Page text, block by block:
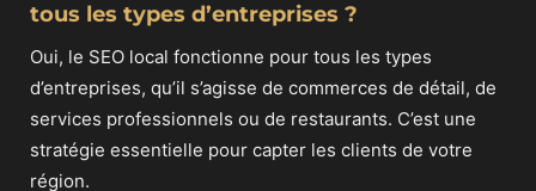
tous les types d’entreprises ?
Oui, le SEO local fonctionne pour tous les types
d’entreprises, qu’il s’agisse de commerces de détail, de
services professionnels ou de restaurants. C’est une
stratégie essentielle pour capter les clients de votre
région.